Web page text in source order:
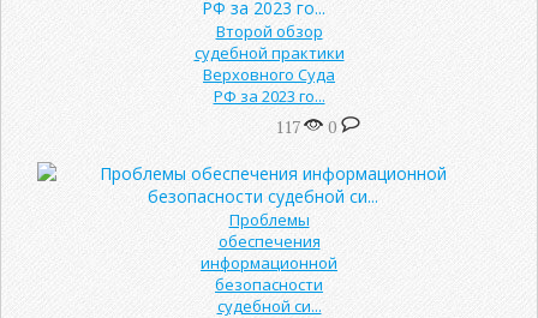
Второй обзор
судебной практики
Верховного Суда
РФ за 2023 го...
117 0
Проблемы
обеспечения
информационной
безопасности
судебной си...